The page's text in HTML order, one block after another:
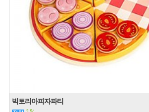
빅토리아피자파티